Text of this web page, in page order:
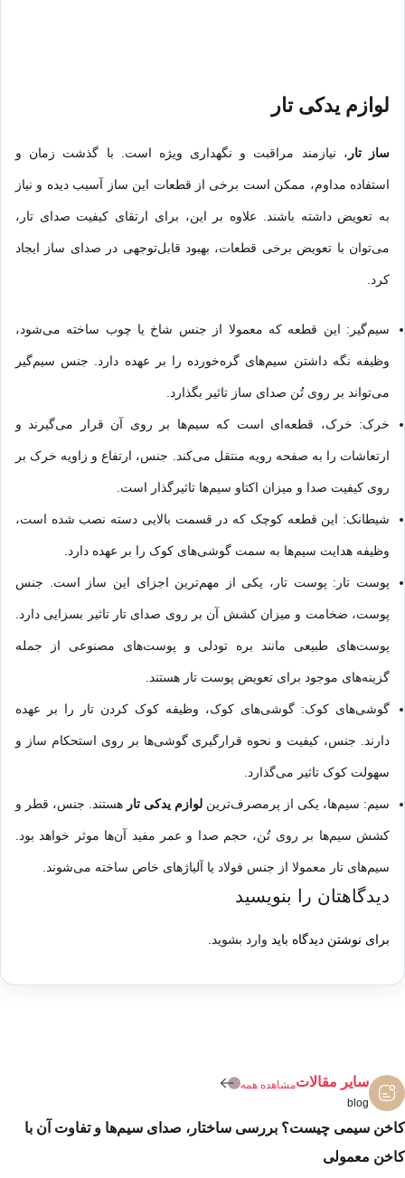
لوازم یدکی تار
ساز تار ، نیازمند مراقبت و نگهداری ویژه است. با گذشت زمان و
استفاده مداوم، ممکن است برخی از قطعات این ساز آسیب دیده و نیاز
به تعویض داشته باشند. علاوه بر این، برای ارتقای کیفیت صدای تار،
می‌توان با تعویض برخی قطعات، بهبود قابل‌توجهی در صدای ساز ایجاد
کرد.
سیم‌گیر: این قطعه که معمولا از جنس شاخ یا چوب ساخته می‌شود،
وظیفه نگه داشتن سیم‌های گره‌خورده را بر عهده دارد. جنس سیم‌گیر
می‌تواند بر روی تُن صدای ساز تاثیر بگذارد.
خرک: خرک، قطعه‌ای است که سیم‌ها بر روی آن قرار می‌گیرند و
ارتعاشات را به صفحه رویه منتقل می‌کند. جنس، ارتفاع و زاویه خرک بر
روی کیفیت صدا و میزان اکتاو سیم‌ها تاثیرگذار است.
شیطانک: این قطعه کوچک که در قسمت بالایی دسته نصب شده است،
وظیفه هدایت سیم‌ها به سمت گوشی‌های کوک را بر عهده دارد.
پوست تار: پوست تار، یکی از مهم‌ترین اجزای این ساز است. جنس
پوست، ضخامت و میزان کشش آن بر روی صدای تار تاثیر بسزایی دارد.
پوست‌های طبیعی مانند بره تودلی و پوست‌های مصنوعی از جمله
گزینه‌های موجود برای تعویض پوست تار هستند.
گوشی‌های کوک: گوشی‌های کوک، وظیفه کوک کردن تار را بر عهده
دارند. جنس، کیفیت و نحوه قرارگیری گوشی‌ها بر روی استحکام ساز و
سهولت کوک تاثیر می‌گذارد.
سیم: سیم‌ها، یکی از پرمصرف‌ترین لوازم یدکی تار هستند. جنس، قطر و
کشش سیم‌ها بر روی تُن، حجم صدا و عمر مفید آن‌ها موثر خواهد بود.
سیم‌های تار معمولا از جنس فولاد یا آلیاژهای خاص ساخته می‌شوند.
دیدگاهتان را بنویسید
برای نوشتن دیدگاه باید وارد بشوید
سایر مقالات
blog
مشاهده همه
کاخن سیمی چیست؟ بررسی ساختار، صدای سیم‌ها و تفاوت آن با
کاخن معمولی